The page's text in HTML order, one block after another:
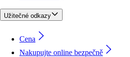
Užitečné odkazy
Cena
Nakupujte online bezpečně